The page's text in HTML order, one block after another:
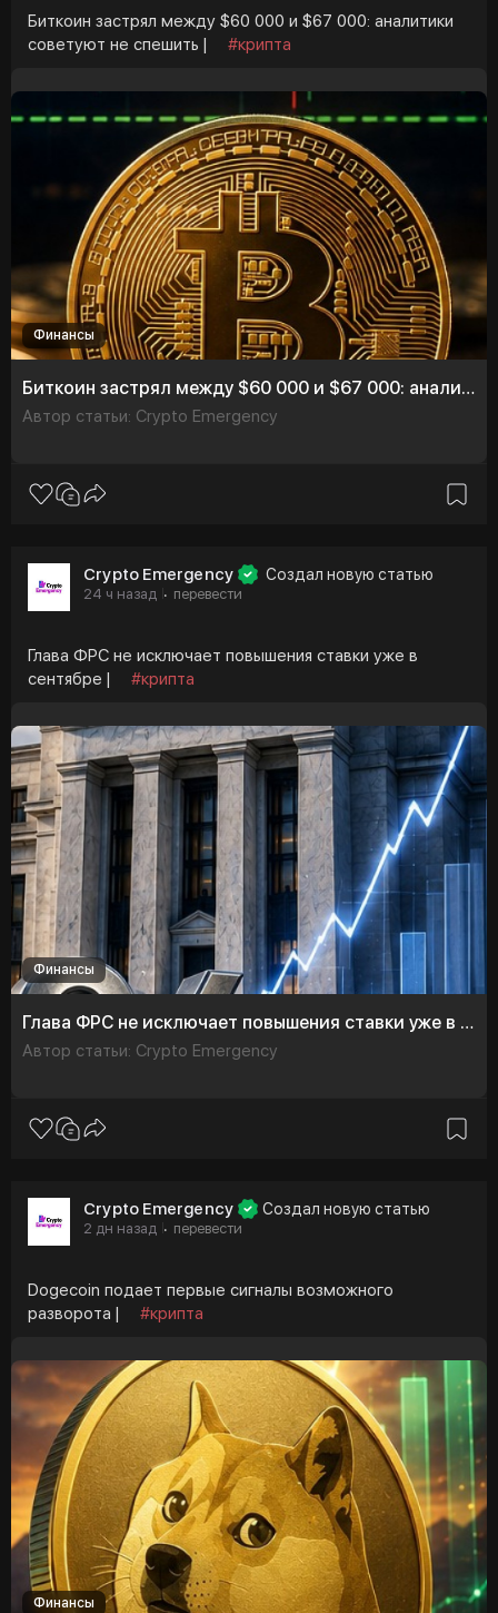
Биткоин застрял между $60 000 и $67 000: аналитики
советуют не спешить |
#крипта
Финансы
Биткоин застрял между $60 000 и $67 000: аналитики советуют не спешить
Автор статьи: Crypto Emergency
Crypto Emergency Создал новую статью
24 ч назад · перевести
Глава ФРС не исключает повышения ставки уже в
сентябре |
#крипта
Финансы
Глава ФРС не исключает повышения ставки уже в сентябре
Автор статьи: Crypto Emergency
Crypto Emergency Создал новую статью
2 дн назад · перевести
Dogecoin подает первые сигналы возможного
разворота |
#крипта
Финансы